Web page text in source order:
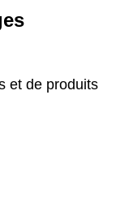
et de produits